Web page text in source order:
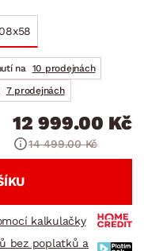
na
10 prodejnách
7 prodejnách
12 999.00 Kč
14 499.00 Kč
kalkulačky
bez poplatků a